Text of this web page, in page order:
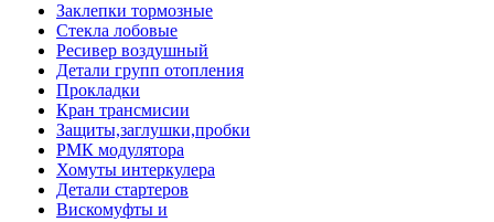
Заклепки тормозные
Стекла лобовые
Ресивер воздушный
Детали групп отопления
Прокладки
Кран трансмисии
Защиты,заглушки,пробки
РМК модулятора
Хомуты интеркулера
Детали стартеров
Вискомуфты и